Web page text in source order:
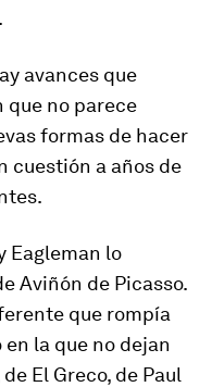
avances que
que no parece
formas de hacer
cuestión a años de
Eagleman lo
Aviñón de Picasso.
que rompía
la que no dejan
El Greco, de Paul